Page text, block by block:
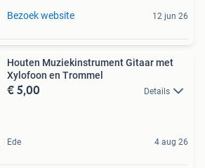
Bezoek website 12 jun 26
Houten Muziekinstrument Gitaar met
Xylofoon en Trommel
€ 5,00 Details
Ede 4 aug 26